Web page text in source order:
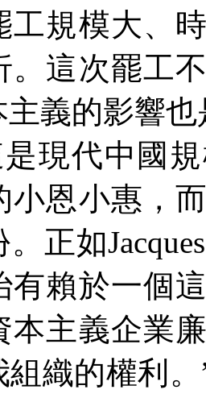
工規模大、
。這次罷工
義的影響
現代中國
小恩小惠，
。正如
有賴於一個
本主義企業
織的權利。